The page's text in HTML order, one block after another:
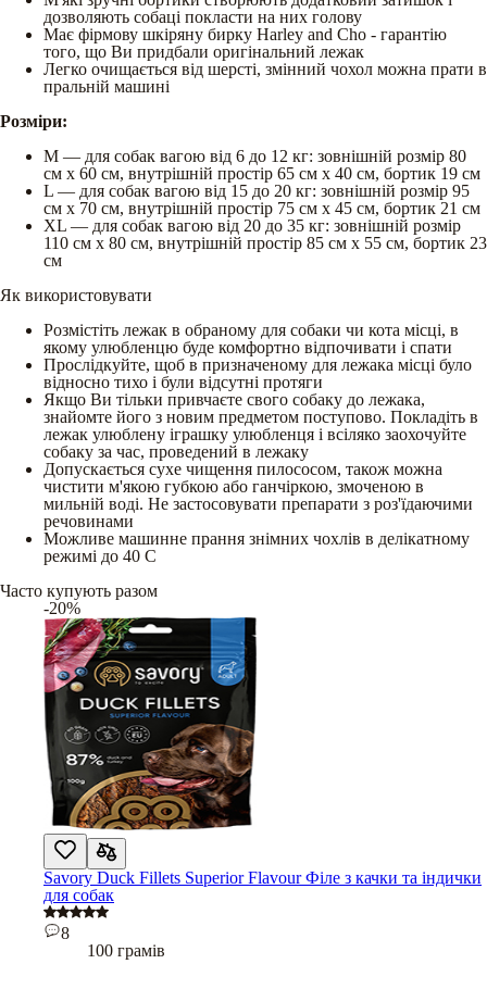
дозволяють собаці покласти на них голову
Має фірмову шкіряну бирку Harley and Cho - гарантію
того, що Ви придбали оригінальний лежак
Легко очищається від шерсті, змінний чохол можна прати в
пральній машині
Розміри:
М — для собак вагою від 6 до 12 кг: зовнішній розмір 80
см х 60 см, внутрішній простір 65 см х 40 см, бортик 19 см
L — для собак вагою від 15 до 20 кг: зовнішній розмір 95
см х 70 см, внутрішній простір 75 см х 45 см, бортик 21 см
XL — для собак вагою від 20 до 35 кг: зовнішній розмір
110 см х 80 см, внутрішній простір 85 см х 55 см, бортик 23
см
Як використовувати
Розмістіть лежак в обраному для собаки чи кота місці, в
якому улюбленцю буде комфортно відпочивати і спати
Прослідкуйте, щоб в призначеному для лежака місці було
відносно тихо і були відсутні протяги
Якщо Ви тільки привчаєте свого собаку до лежака,
знайомте його з новим предметом поступово. Покладіть в
лежак улюблену іграшку улюбленця і всіляко заохочуйте
собаку за час, проведений в лежаку
Допускається сухе чищення пилососом, також можна
чистити м'якою губкою або ганчіркою, змоченою в
мильній воді. Не застосовувати препарати з роз'їдаючими
речовинами
Можливе машинне прання знімних чохлів в делікатному
режимі до 40 С
Часто купують разом
-20%
Savory Duck Fillets Superior Flavour Філе з качки та індички
для собак
8
100 грамів